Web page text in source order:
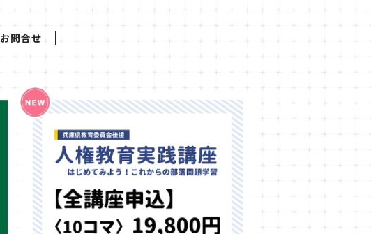
お問合せ
2026年度人権教育実践講座 講習費【全講
座申込】
¥19,800